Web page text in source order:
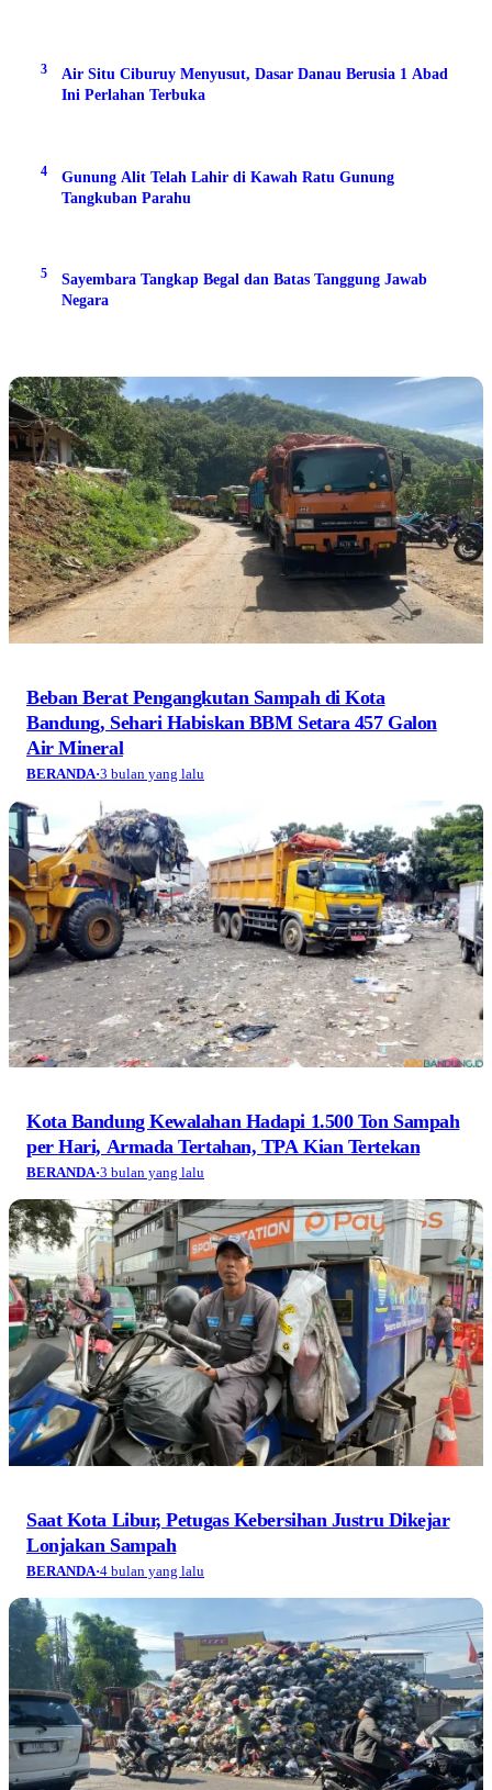
3
Air Situ Ciburuy Menyusut, Dasar Danau Berusia 1 Abad
Ini Perlahan Terbuka
4
Gunung Alit Telah Lahir di Kawah Ratu Gunung
Tangkuban Parahu
5
Sayembara Tangkap Begal dan Batas Tanggung Jawab
Negara
Beban Berat Pengangkutan Sampah di Kota
Bandung, Sehari Habiskan BBM Setara 457 Galon
Air Mineral
BERANDA·3 bulan yang lalu
Kota Bandung Kewalahan Hadapi 1.500 Ton Sampah
per Hari, Armada Tertahan, TPA Kian Tertekan
BERANDA·3 bulan yang lalu
Saat Kota Libur, Petugas Kebersihan Justru Dikejar
Lonjakan Sampah
BERANDA·4 bulan yang lalu